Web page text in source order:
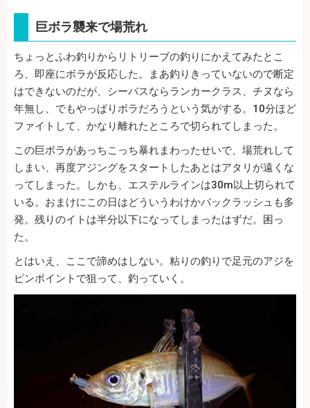
巨ボラ襲来で場荒れ
ちょっとふわ釣りからリトリーブの釣りにかえてみたとこ
ろ、即座にボラが反応した。まあ釣りきっていないので断定
はできないのだが、シーバスならランカークラス、チヌなら
年無し、でもやっぱりボラだろうという気がする。10分ほど
ファイトして、かなり離れたところで切られてしまった。
この巨ボラがあっちこっち暴れまわったせいで、場荒れして
しまい、再度アジングをスタートしたあとはアタリが遠くな
ってしまった。しかも、エステルラインは30m以上切られて
いる。おまけにこの日はどういうわけかバックラッシュも多
発。残りのイトは半分以下になってしまったはずだ。困っ
た。
とはいえ、ここで諦めはしない。粘りの釣りで足元のアジを
ピンポイントで狙って、釣っていく。